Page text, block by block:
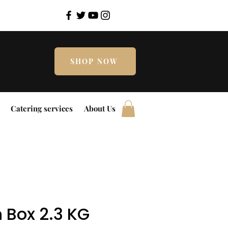
SHOP NOW
Catering services About Us
2.3 KG